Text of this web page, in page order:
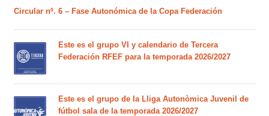
Circular nº. 6 – Fase Autonómica de la Copa Federación
Este es el grupo VI y calendario de Tercera
Federación RFEF para la temporada 2026/2027
Este es el grupo de la Lliga Autonòmica Juvenil de
fútbol sala de la temporada 2026/2027